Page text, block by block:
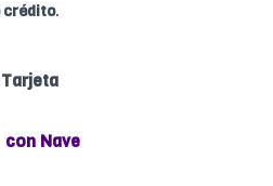
crédito.
con Nave